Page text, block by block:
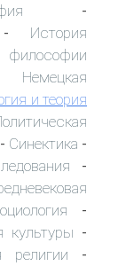
-
История
Немецкая
и теория
- Синектика -
-
-
культуры -
религии -